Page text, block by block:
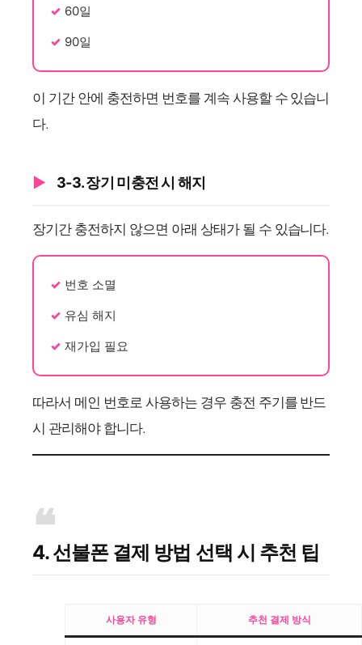
60일
90일
이 기간 안에 충전하면 번호를 계속 사용할 수 있습니
다.
3-3. 장기 미충전 시 해지
장기간 충전하지 않으면 아래 상태가 될 수 있습니다.
번호 소멸
유심 해지
재가입 필요
따라서 메인 번호로 사용하는 경우 충전 주기를 반드
시 관리해야 합니다.
4. 선불폰 결제 방법 선택 시 추천 팁
사용자 유형 추천 결제 방식